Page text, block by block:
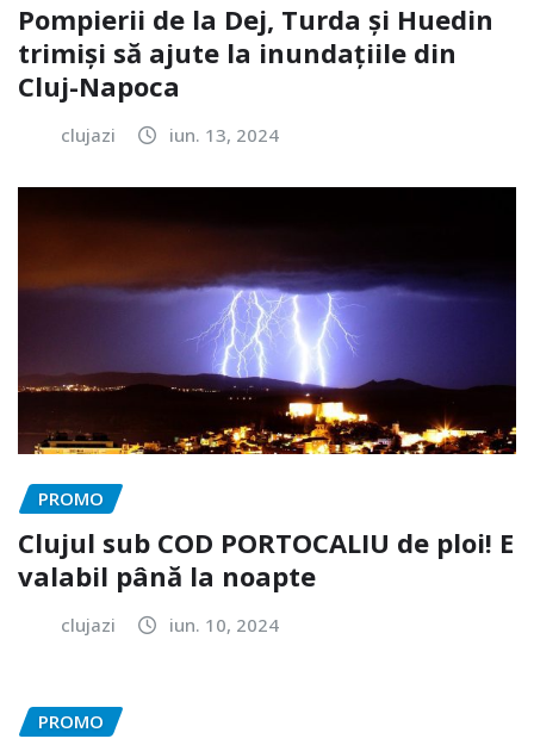
Pompierii de la Dej, Turda și Huedin
trimiși să ajute la inundațiile din
Cluj-Napoca
clujazi iun. 13, 2024
PROMO
Clujul sub COD PORTOCALIU de ploi! E
valabil până la noapte
clujazi iun. 10, 2024
PROMO